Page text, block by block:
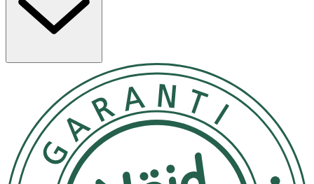
(anjoniska) egenskaper, vilket gör att det binder till håret
och ger naturlig volym utan att tynga ner.
- Blöt håret ordentligt med vatten och massera in
schampot i hårbotten och längder.
- Arbeta upp ett lödder genom att noggrant massera
schampot in i håret.
- Skölj noggrant med varmt vatten tills allt schampo är
borta.